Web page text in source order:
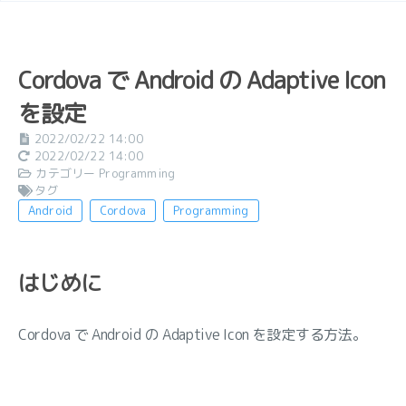
Cordova で Android の Adaptive Icon
を設定
2022/02/22 14:00
2022/02/22 14:00
カテゴリー Programming
タグ
Android
Cordova Programming
はじめに
Cordova で Android の Adaptive Icon を設定する方法。